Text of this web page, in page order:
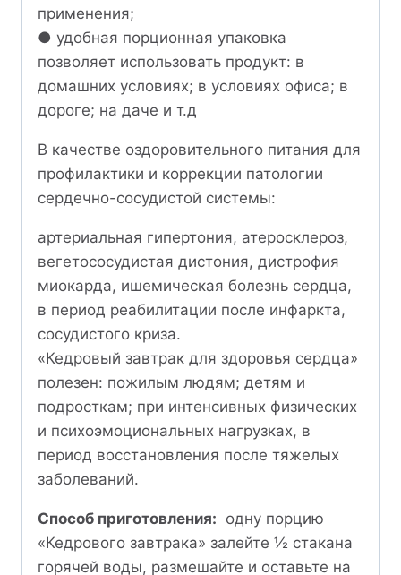
применения;
● удобная порционная упаковка
позволяет использовать продукт: в
домашних условиях; в условиях офиса; в
дороге; на даче и т.д
В качестве оздоровительного питания для
профилактики и коррекции патологии
сердечно-сосудистой системы:
артериальная гипертония, атеросклероз,
вегетососудистая дистония, дистрофия
миокарда, ишемическая болезнь сердца,
в период реабилитации после инфаркта,
сосудистого криза.
«Кедровый завтрак для здоровья сердца»
полезен: пожилым людям; детям и
подросткам; при интенсивных физических
и психоэмоциональных нагрузках, в
период восстановления после тяжелых
заболеваний.
Способ приготовления: одну порцию
«Кедрового завтрака» залейте ½ стакана
горячей воды, размешайте и оставьте на